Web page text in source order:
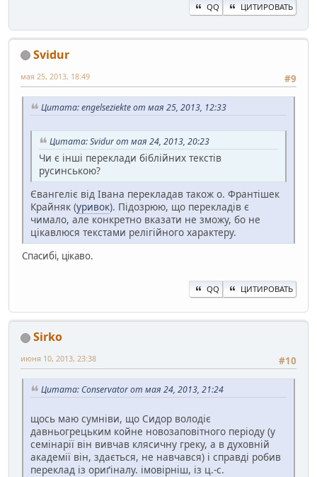
QQ ЦИТИРОВАТЬ
Svidur
#9
мая 25, 2013, 18:49
Цитата: engelseziekte от мая 25, 2013, 12:33
Цитата: Svidur от мая 24, 2013, 20:23
Чи є інші переклади біблійних текстів
русинською?
Євангеліє від Івана перекладав також о. Франтішек
Крайняк (уривок). Підозрюю, що перекладів є
чимало, але конкретно вказати не зможу, бо не
цікавлюся текстами релігійного характеру.
Спасибі, цікаво.
QQ ЦИТИРОВАТЬ
Sirko
#10
июня 10, 2013, 23:38
Цитата: Conservator от мая 24, 2013, 21:24
щось маю сумніви, що Сидор володіє
давньогрецьким койне новозаповітного періоду (у
семінарії він вивчав клясичну греку, а в духовній
академії він, здається, не навчався) і справді робив
переклад із ориґіналу. імовірніш, із ц.-с.